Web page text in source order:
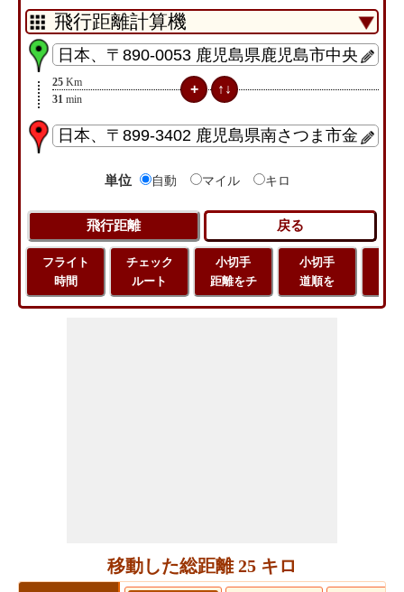
25 Km
31 min
単位 自動 マイル キロ
フライト
時間
チェック
ルート
小切手
距離をチ
小切手
道順を
移動した総距離 25 キロ